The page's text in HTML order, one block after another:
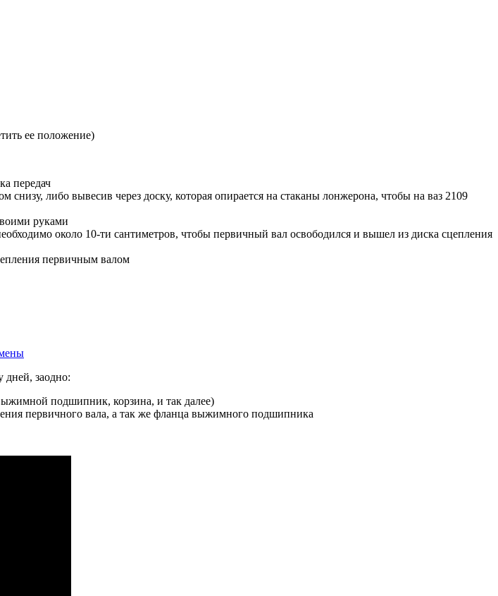
ее положение)
передач
либо вывесив через доску, которая опирается на стаканы лонжерона, чтобы на ваз 2109
руками
около 10-ти сантиметров, чтобы первичный вал освободился и вышел из диска сцепления
первичным валом
дней, заодно:
подшипник, корзина, и так далее)
первичного вала, а так же фланца выжимного подшипника